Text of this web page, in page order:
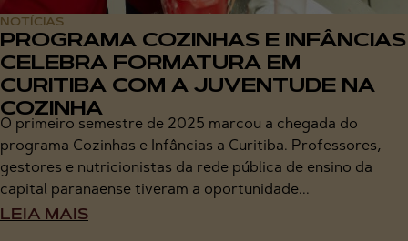
NOTÍCIAS
PROGRAMA COZINHAS E INFÂNCIAS
CELEBRA FORMATURA EM
CURITIBA COM A JUVENTUDE NA
COZINHA
O primeiro semestre de 2025 marcou a chegada do
programa Cozinhas e Infâncias a Curitiba. Professores,
gestores e nutricionistas da rede pública de ensino da
capital paranaense tiveram a oportunidade...
LEIA MAIS